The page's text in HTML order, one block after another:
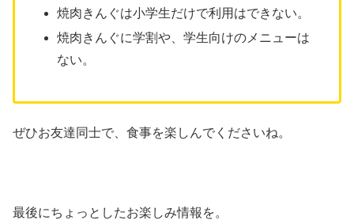
焼肉きんぐは小学生だけで利用はできない。
焼肉きんぐに学割や、学生向けのメニューは
ない。
ぜひお友達同士で、食事を楽しんでくださいね。
最後にちょっとしたお楽しみ情報を。